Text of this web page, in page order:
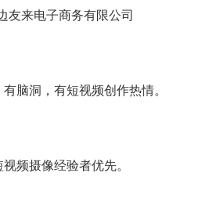
友来电子商务有限公司
脑洞，有短视频创作热情。
频摄像经验者优先。